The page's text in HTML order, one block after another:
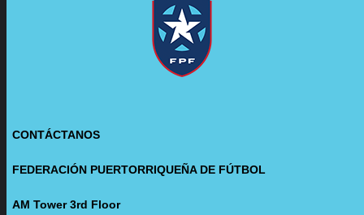
CONTÁCTANOS
FEDERACIÓN PUERTORRIQUEÑA DE FÚTBOL
AM Tower 3rd Floor